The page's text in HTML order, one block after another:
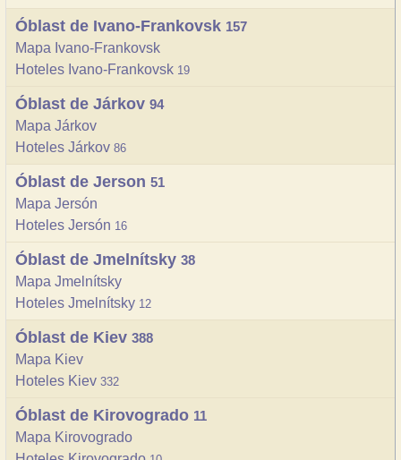
Óblast de Ivano-Frankovsk 157
Mapa Ivano-Frankovsk
Hoteles Ivano-Frankovsk 19
Óblast de Járkov 94
Mapa Járkov
Hoteles Járkov 86
Óblast de Jerson 51
Mapa Jersón
Hoteles Jersón 16
Óblast de Jmelnítsky 38
Mapa Jmelnítsky
Hoteles Jmelnítsky 12
Óblast de Kiev 388
Mapa Kiev
Hoteles Kiev 332
Óblast de Kirovogrado 11
Mapa Kirovogrado